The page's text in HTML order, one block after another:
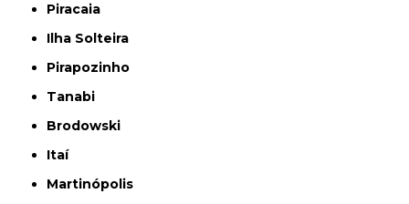
Piracaia
Ilha Solteira
Pirapozinho
Tanabi
Brodowski
Itaí
Martinópolis